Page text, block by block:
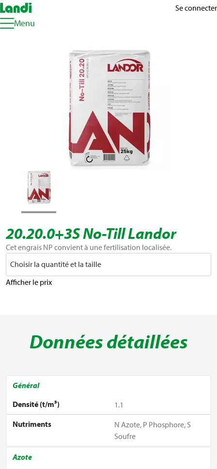
Se connecter
Menu
20.20.0+3S No-Till Landor
Cet engrais NP convient à une fertilisation localisée.
Choisir la quantité et la taille
Afficher le prix
Données détaillées
Général
Densité (t/m³)
1.1
Nutriments
N Azote, P Phosphore, S
Soufre
Azote